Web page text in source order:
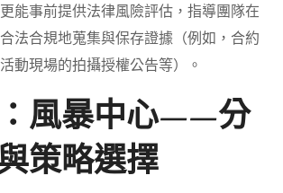
能事前提供法律風險評估，指導團隊在
法合規地蒐集與保存證據（例如，合約
動現場的拍攝授權公告等）。
風暴中心——分
策略選擇